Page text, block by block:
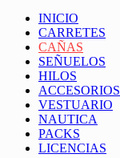
INICIO
CARRETES
CAÑAS
SEÑUELOS
HILOS
ACCESORIOS
VESTUARIO
NAUTICA
PACKS
LICENCIAS